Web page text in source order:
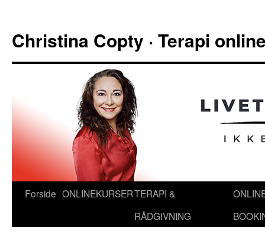
indhold
Christina Copty · Terapi
Forside ONLINEKURSERTERAPI &
RÅDGIVNING